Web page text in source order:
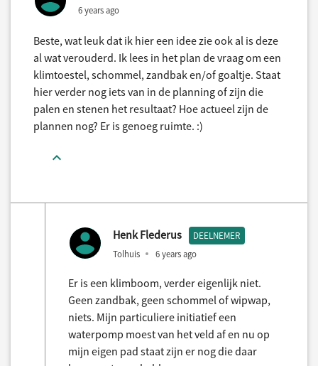
6 years ago
Beste, wat leuk dat ik hier een idee zie ook al is deze
al wat verouderd. Ik lees in het plan de vraag om een
klimtoestel, schommel, zandbak en/of goaltje. Staat
hier verder nog iets van in de planning of zijn die
palen en stenen het resultaat? Hoe actueel zijn de
plannen nog? Er is genoeg ruimte. :)
Henk Flederus DEELNEMER
Tolhuis 6 years ago
Er is een klimboom, verder eigenlijk niet.
Geen zandbak, geen schommel of wipwap,
niets. Mijn particuliere initiatief een
waterpomp moest van het veld af en nu op
mijn eigen pad staat zijn er nog die daar